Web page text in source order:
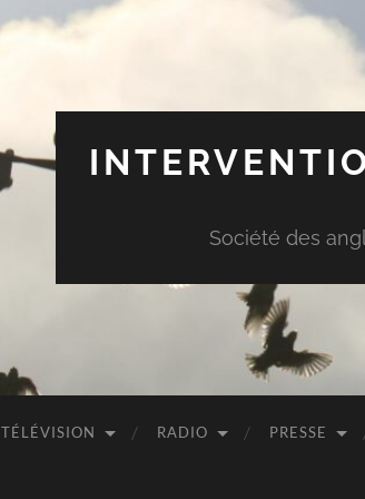
Société des
TÉLÉVISION RADIO PRESSE